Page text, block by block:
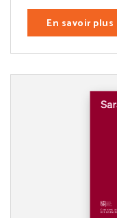
En savoir plus